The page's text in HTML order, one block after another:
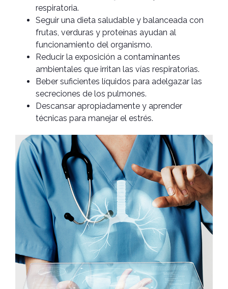
respiratoria.
Seguir una dieta saludable y balanceada con
frutas, verduras y proteínas ayudan al
funcionamiento del organismo.
Reducir la exposición a contaminantes
ambientales que irritan las vías respiratorias.
Beber suficientes líquidos para adelgazar las
secreciones de los pulmones.
Descansar apropiadamente y aprender
técnicas para manejar el estrés.